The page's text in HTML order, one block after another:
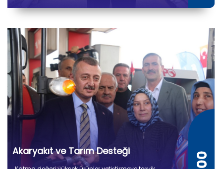
etmesini amaçlıyoruz. Çiftçilerimize 8.500 ton yem
Akaryakıt ve Tarım Desteği